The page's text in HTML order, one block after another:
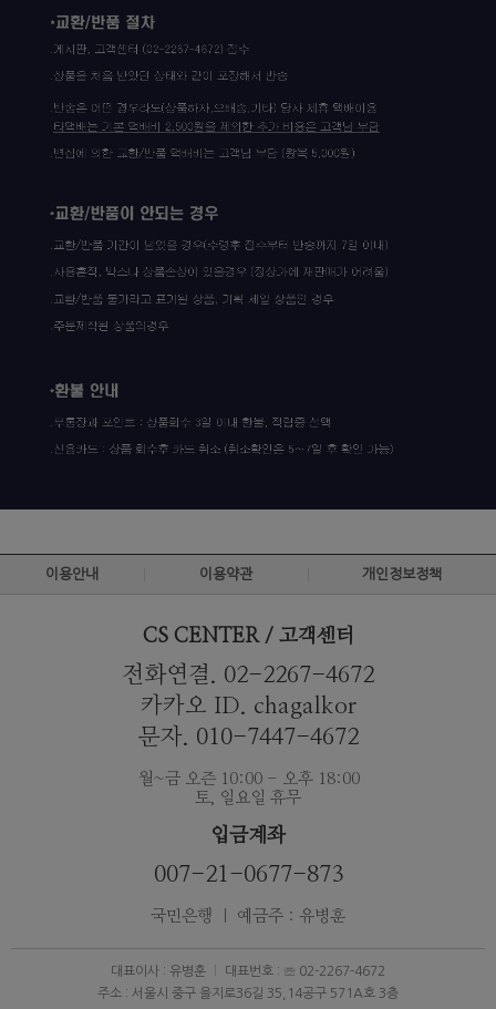
이용안내 이용약관 개인정보정책
CS CENTER / 고객센터
전화연결. 02-2267-4672
카카오 ID. chagalkor
문자. 010-7447-4672
월~금 오즌 10:00 - 오후 18:00
토, 일요일 휴무
입금계좌
007-21-0677-873
국민은행 ｜ 예금주 : 유병훈
대표이사 : 유병훈
대표번호 : ☏ 02-2267-4672
주소 : 서울시 중구 을지로36길 35,14공구 571A호 3층